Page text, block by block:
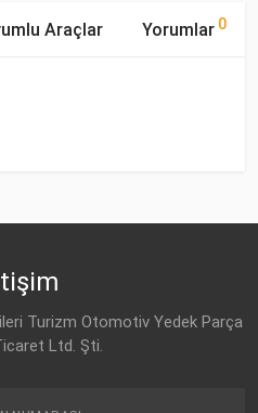
Araçlar Yorumlar 0
Turizm Otomotiv Yedek Parça
Ltd. Şti.